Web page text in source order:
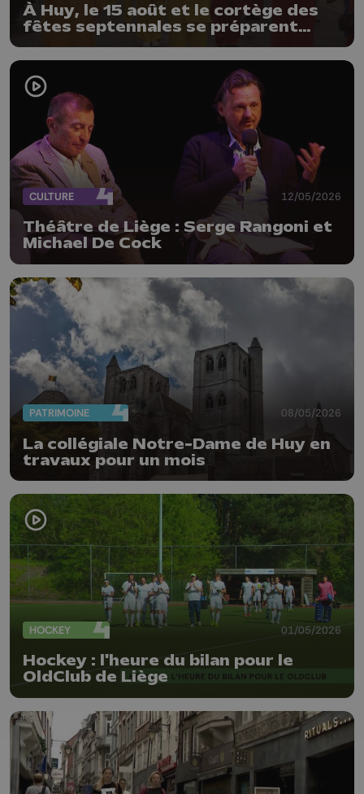
À Huy, le 15 août et le cortège des
fêtes septennales se préparent
déjà, les organisateurs lancent un
vibrant appel à l’aide
CULTURE 12/05/2026
Théâtre de Liège : Serge Rangoni et
Michael De Cock
PATRIMOINE 08/05/2026
La collégiale Notre-Dame de Huy en
travaux pour un mois
HOCKEY 01/05/2026
Hockey : l'heure du bilan pour le
OldClub de Liège